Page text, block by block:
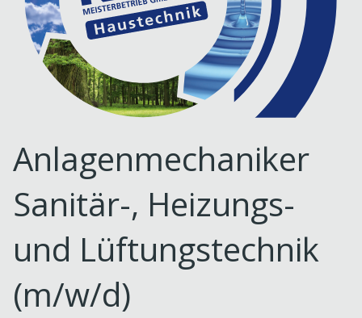
Anlagenmechaniker
Sanitär-, Heizungs-
und Lüftungstechnik
(m/w/d)